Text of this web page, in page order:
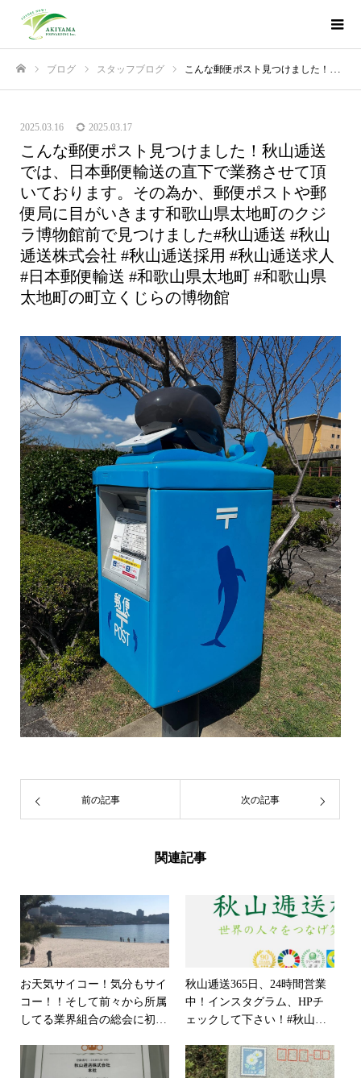
ブログ スタッフブログ こんな郵便ポスト見つけました！秋山逓送では、日本郵便輸送の直下で業務させて頂いております。その為か、郵便ポストや郵便局に目がいきます和歌山県太地町のクジラ博物館前で見つけました️#秋山逓送 #秋山逓送株式会社 #秋山逓送採用 #秋山逓送求人 #日本郵便輸送 #和歌山県太地町 #和歌山県太地町の町立くじらの博物館
2025.03.16 2025.03.17
こんな郵便ポスト見つけました！秋山逓送
では、日本郵便輸送の直下で業務させて頂
いております。その為か、郵便ポストや郵
便局に目がいきます和歌山県太地町のクジ
ラ博物館前で見つけました️#秋山逓送 #秋山
逓送株式会社 #秋山逓送採用 #秋山逓送求人
#日本郵便輸送 #和歌山県太地町 #和歌山県
太地町の町立くじらの博物館
前の記事 次の記事
関連記事
お天気サイコー！気分もサイ
コー！！そして前々から所属
してる業界組合の総会に初参
い！！！！にしても、白良浜
とスーツは合わないな。。。
秋山逓送365日、24時間営業
中！インスタグラム、HPチ
ェックして下さい！#秋山逓
輸送#運輸#和歌山#和歌山郵
便#和歌山輸送#優良企業#グ